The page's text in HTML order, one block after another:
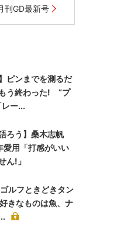
刊GD最新号
ピンまでを測るだ
う終わった! “プ
レー...
ろう】桑木志帆
愛用「打感がいい
ん!」
ゴルフときどきタン
きなものは魚、ナ